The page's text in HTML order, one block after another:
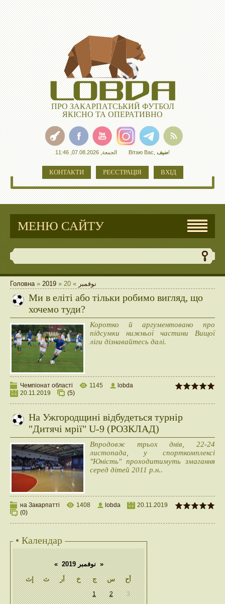
ПРО ЗАКАРПАТСЬКИЙ ФУТБОЛ
ЯКІСНО ТА ОПЕРАТИВНО
الجمعة, 07.08.2026, 11:46 Вітаю Вас,ضيف!
КОНТАКТИ РЕЄСТРАЦІЯ ВХІД
МЕНЮ САЙТУ
Головна» 2019 » نوفمبر »
20
Ми в еліті або тільки робимо вигляд, що
хочемо туди?
Коротко й аргументовано про
підсумки нижньої частини Вищої
ліги дізнавайтесь далі.
Чемпіонат області 1145
lobda
20.11.2019
(5)
На Ужгородщині відбудеться турнір
"Дитячі мрії" U-9 (РОЗКЛАД)
Впродовж трьох днів, 22-24
листопада, у спорткомплексі
"Юність" проходитимуть змагання
серед дітей 2011 р.н..
на Закарпатті 1408 lobda
20.11.2019
(0)
• Календар
« نوفمبر 2019 »
إث
ث أر خ ج س أح
1 2 3